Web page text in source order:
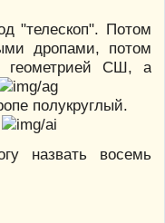
"телескоп". Потом
дропами, потом
геометрией СШ, а
полукруглый.
назвать восемь